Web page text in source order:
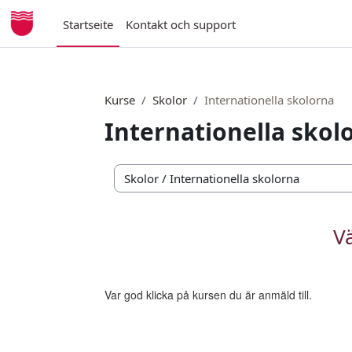
Zum Hauptinhalt
Startseite
Kontakt och support
Kurse
Skolor Internationella skolorna
Internationella
Kursbereiche
Var god klicka på kursen du är anmäld till.